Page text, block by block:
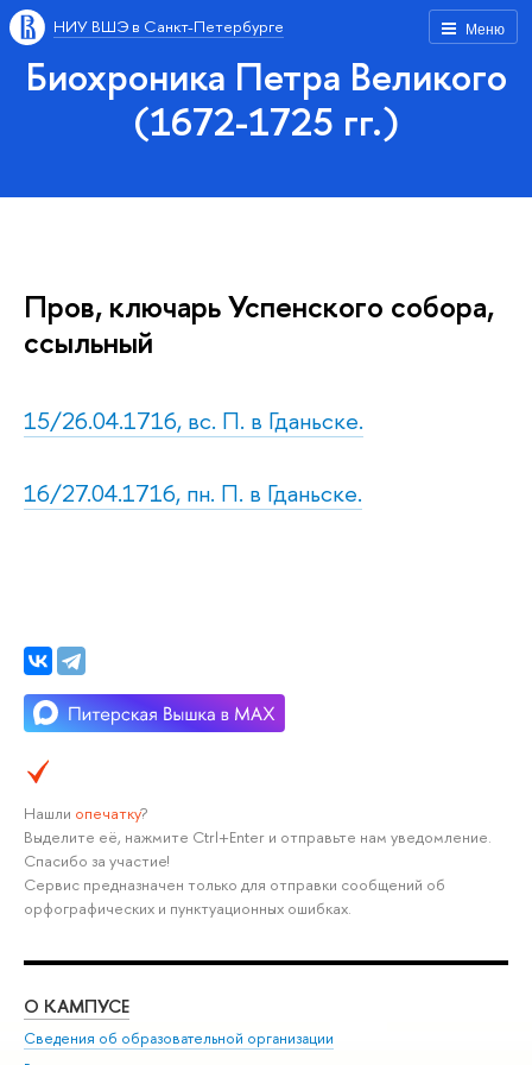
Меню
НИУ ВШЭ в Санкт-Петербурге
Биохроника Петра Великого
(1672-1725 гг.)
Пров, ключарь Успенского собора,
ссыльный
15/26.04.1716, вс. П. в Гданьске.
16/27.04.1716, пн. П. в Гданьске.
Нашли опечатку?
Выделите её, нажмите Ctrl+Enter и отправьте нам уведомление.
Спасибо за участие!
Сервис предназначен только для отправки сообщений об
орфографических и пунктуационных ошибках.
О КАМПУСЕ
Сведения об образовательной организации